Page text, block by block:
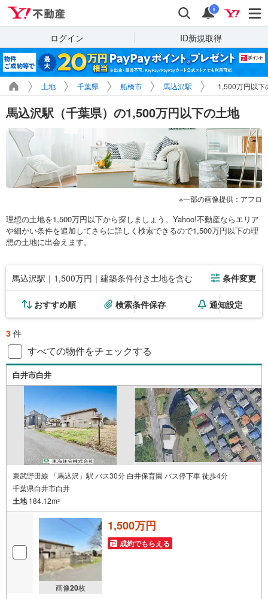
検索 通知
i
ログイン ID新規取得
土地 千葉県 船橋市 馬込沢駅 1,500万円以下
馬込沢駅（千葉県）の1,500万円以下の土地
一部の画像提供：アフロ
理想の土地を1,500万円以下から探しましょう。Yahoo!不動産ならエリア
や細かい条件を追加してさらに詳しく検索できるので1,500万円以下の理
想の土地に出会えます。
馬込沢駅｜1,500万円｜建築条件付き土地を含む 条件変更
おすすめ順 検索条件保存 通知設定
3 件
すべての物件をチェックする
白井市白井
東武野田線 「馬込沢」駅 バス30分 白井保育園 バス停下車 徒歩4分
千葉県白井市白井
土地184.12m2
画像20枚
1,500万円
成約でもらえる